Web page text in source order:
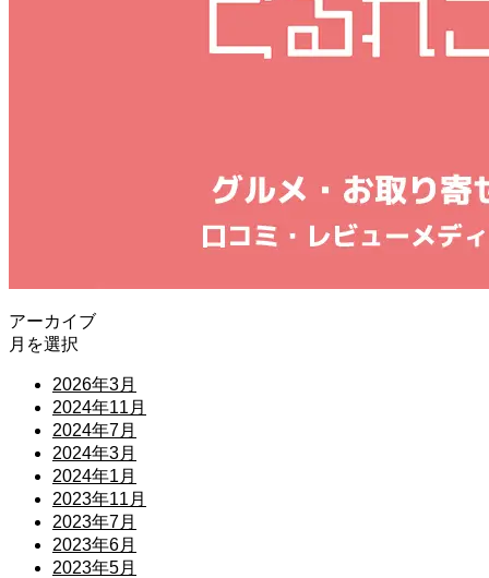
アーカイブ
月を選択
2026年3月
2024年11月
2024年7月
2024年3月
2024年1月
2023年11月
2023年7月
2023年6月
2023年5月